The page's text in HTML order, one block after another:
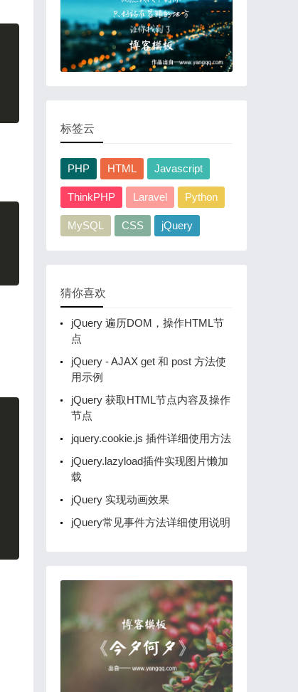
标签云
PHP HTML Javascript
ThinkPHP Laravel Python
MySQL CSS jQuery
猜你喜欢
jQuery 遍历DOM，操作HTML节
点
jQuery - AJAX get 和 post 方法使
用示例
jQuery 获取HTML节点内容及操作
节点
jquery.cookie.js 插件详细使用方法
jQuery.lazyload插件实现图片懒加
载
jQuery 实现动画效果
jQuery常见事件方法详细使用说明